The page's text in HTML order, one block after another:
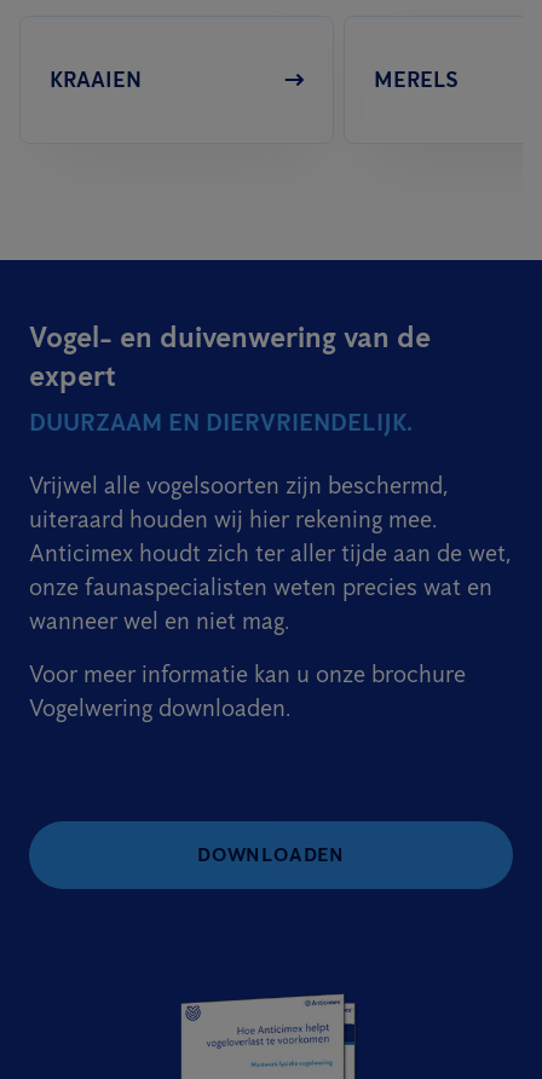
KRAAIEN MERELS
Vogel- en duivenwering van de
expert
DUURZAAM EN DIERVRIENDELIJK.
Vrijwel alle vogelsoorten zijn beschermd,
uiteraard houden wij hier rekening mee.
Anticimex houdt zich ter aller tijde aan de wet,
onze faunaspecialisten weten precies wat en
wanneer wel en niet mag.
Voor meer informatie kan u onze brochure
Vogelwering downloaden.
DOWNLOADEN